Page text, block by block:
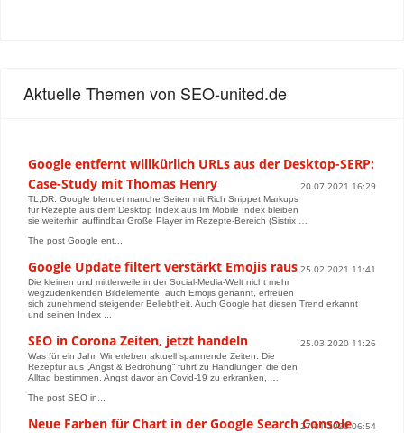
Aktuelle Themen von SEO-united.de
Google entfernt willkürlich URLs aus der Desktop-SERP:
Case-Study mit Thomas Henry
20.07.2021 16:29
TL;DR: Google blendet manche Seiten mit Rich Snippet Markups
für Rezepte aus dem Desktop Index aus Im Mobile Index bleiben
sie weiterhin auffindbar Große Player im Rezepte-Bereich (Sistrix …
The post Google ent...
Google Update filtert verstärkt Emojis raus 25.02.2021 11:41
Die kleinen und mittlerweile in der Social-Media-Welt nicht mehr
wegzudenkenden Bildelemente, auch Emojis genannt, erfreuen
sich zunehmend steigender Beliebtheit. Auch Google hat diesen Trend erkannt
und seinen Index ...
SEO in Corona Zeiten, jetzt handeln 25.03.2020 11:26
Was für ein Jahr. Wir erleben aktuell spannende Zeiten. Die
Rezeptur aus „Angst & Bedrohung“ führt zu Handlungen die den
Alltag bestimmen. Angst davor an Covid-19 zu erkranken, …
The post SEO in...
Neue Farben für Chart in der Google Search Console
27.01.2020 06:54